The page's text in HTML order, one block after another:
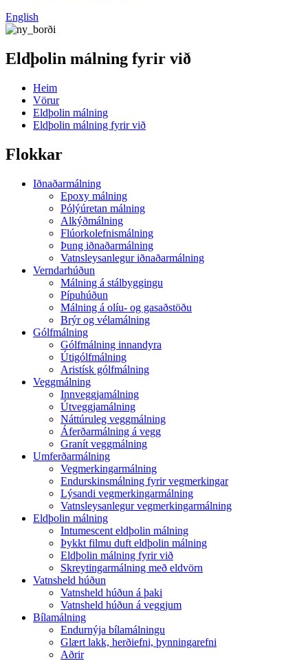
English
Eldþolin málning fyrir við
Heim
Vörur
Eldþolin málning
Eldþolin málning fyrir við
Flokkar
Iðnaðarmálning
Epoxy málning
Pólýúretan málning
Alkýðmálning
Flúorkolefnismálning
Þung iðnaðarmálning
Vatnsleysanlegur iðnaðarmálning
Verndarhúðun
Málning á stálbyggingu
Pípuhúðun
Málning á olíu- og gasaðstöðu
Brýr og vélamálning
Gólfmálning
Gólfmálning innandyra
Útigólfmálning
Aristísk gólfmálning
Veggmálning
Innveggjamálning
Útveggjamálning
Náttúruleg veggmálning
Áferðarmálning á vegg
Granít veggmálning
Umferðarmálning
Vegmerkingarmálning
Endurskinsmálning fyrir vegmerkingar
Lýsandi vegmerkingarmálning
Vatnsleysanlegur vegmerkingarmálning
Eldþolin málning
Intumescent eldþolin málning
Þykkt filmu duft eldþolin málning
Eldþolin málning fyrir við
Skreytingarmálning með eldvörn
Vatnsheld húðun
Vatnsheld húðun á þaki
Vatnsheld húðun á veggjum
Bílamálning
Endurnýja bílamálningu
Glært lakk, herðiefni, þynningarefni
Aðrir